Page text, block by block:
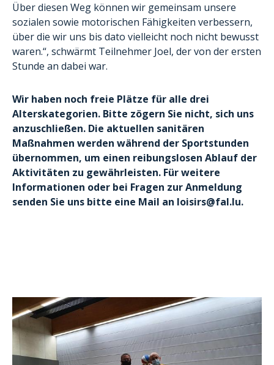
Über diesen Weg können wir gemeinsam unsere
sozialen sowie motorischen Fähigkeiten verbessern,
über die wir uns bis dato vielleicht noch nicht bewusst
waren.“, schwärmt Teilnehmer Joel, der von der ersten
Stunde an dabei war.
Wir haben noch freie Plätze für alle drei
Alterskategorien. Bitte zögern Sie nicht, sich uns
anzuschließen. Die aktuellen sanitären
Maßnahmen werden während der Sportstunden
übernommen, um einen reibungslosen Ablauf der
Aktivitäten zu gewährleisten. Für weitere
Informationen oder bei Fragen zur Anmeldung
senden Sie uns bitte eine Mail an loisirs@fal.lu.